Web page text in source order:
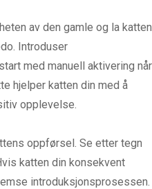
av den gamle og la katten
Introduser
med manuell aktivering når
hjelper katten din med å
opplevelse.
oppførsel. Se etter tegn
katten din konsekvent
introduksjonsprosessen.